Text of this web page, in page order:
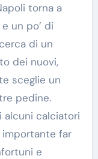
torna a
un po’ di
di un
dei nuovi,
sceglie un
pedine.
alcuni calciatori
importante far
e